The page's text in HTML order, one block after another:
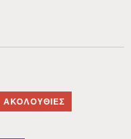
ΑΚΟΛΟΥΘΊΕΣ